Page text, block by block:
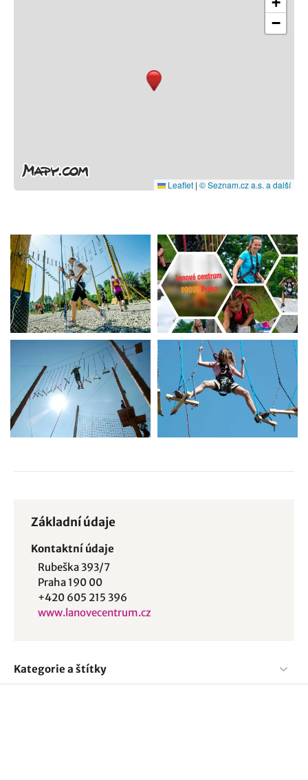
−
Leaflet | © Seznam.cz a.s. a další
Základní údaje
Kontaktní údaje
Rubeška 393/7
Praha 190 00
+420 605 215 396
www.lanovecentrum.cz
Kategorie a štítky